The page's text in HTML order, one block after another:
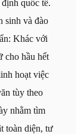
quốc tế.
sinh và đào
Khác với
cho hầu hết
hoạt việc
tùy theo
nhằm tìm
toàn diện, tư